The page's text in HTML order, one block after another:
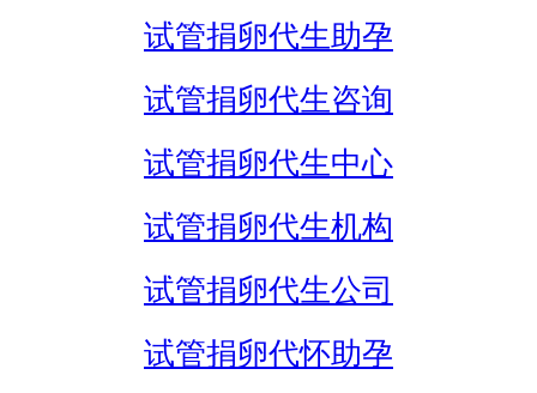
试管捐卵代生助孕
试管捐卵代生咨询
试管捐卵代生中心
试管捐卵代生机构
试管捐卵代生公司
试管捐卵代怀助孕